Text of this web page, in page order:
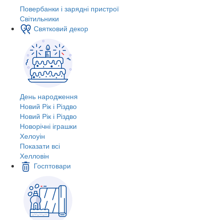
Повербанки і зарядні пристрої
Світильники
Святковий декор
День народження
Новий Рік і Різдво
Новий Рік і Різдво
Новорічні іграшки
Хелоуін
Показати всі
Хелловін
Госптовари